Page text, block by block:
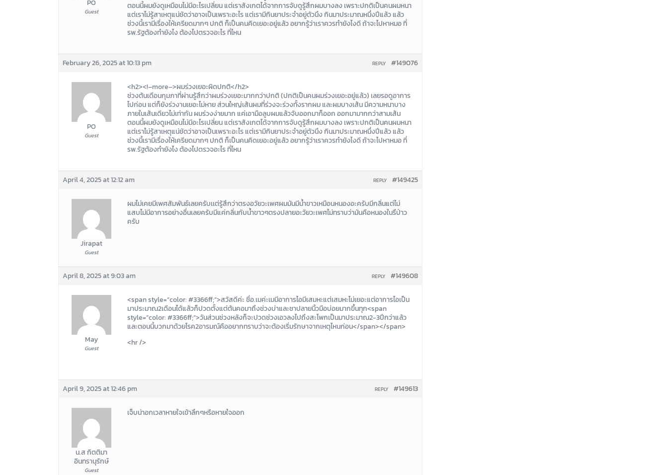
PO
Guest
ตอนนี้ผมยังดูเหมือนไม่มีอะไรเปลี่ยน แต่เราสังเกตได้จากการจับดูรู้สึกผมบางลง เพราะปกติเป็นคนผมหนา
แต่เราไม่รู้สาเหตุแน่ชัดว่าอาจเป็นเพราะอะไร แต่เรามีกินยาประจำอยู่ตัวนึง กินมาประมาณหนึ่งปีแล้ว แล้ว
ช่วงนี้เรามีเรื่องให้เครียดมากๆ ปกติ ก็เป็นคนคิดเยอะอยู่แล้ว อยากรู้ว่าเราควรทำยังไงดี ถ้าจะไปหาหมอ ที่
รพ.รัฐต้องทำยังไง ต้องไปตรวจอะไร ที่ไหน
February 26, 2025 at 10:13 pm #149076
REPLY
PO
Guest
<h2><!–more–>ผมร่วงเยอะผิดปกติ</h2>
ช่วงต้นเดือนกุมภาที่ผ่านรู้สึกว่าผมร่วงเยอะมากกว่าปกติ (ปกติเป็นคนผมร่วงเยอะอยู่แล้ว) เลยรอดูอาการ
ไปก่อน แต่ก็ยังร่วงานเยอะไม่หาย ส่วนใหญ่เส้นผมที่ร่วงจะร่วงทั้งรากผม และผมบางเส้น มีความหนาบาง
ภายในเส้นเดียวไม่เท่ากัน ผมร่วงง่ายมาก แค่เอามือลูบผมแล้วจับออกมาก็ออก ออกมามากกว่าสามเส้น
ตอนนี้ผมยังดูเหมือนไม่มีอะไรเปลี่ยน แต่เราสังเกตได้จากการจับดูรู้สึกผมบางลง เพราะปกติเป็นคนผมหนา
แต่เราไม่รู้สาเหตุแน่ชัดว่าอาจเป็นเพราะอะไร แต่เรามีกินยาประจำอยู่ตัวนึง กินมาประมาณหนึ่งปีแล้ว แล้ว
ช่วงนี้เรามีเรื่องให้เครียดมากๆ ปกติ ก็เป็นคนคิดเยอะอยู่แล้ว อยากรู้ว่าเราควรทำยังไงดี ถ้าจะไปหาหมอ ที่
รพ.รัฐต้องทำยังไง ต้องไปตรวจอะไร ที่ไหน
April 4, 2025 at 12:12 am #149425
REPLY
Jirapat
Guest
ผมไม่เคยมีเพศสัมพันธ์เลยครับเเต่รู้สึกว่าตรงอวัยวะเพศผมมันมีน้ำขาวเหมือนหนองอะครับมีกลิ่นแต่ไม่
แสบไม่มีอาการอย่างอื่นเลยครับมีแค่กลิ่นกับน้ำขาวๆตรงปลายอะวัยวะเพศไม่ทราบว่ามันคือหนองในรึป่าว
ครับ
April 8, 2025 at 9:03 am #149608
REPLY
May
Guest
<span style=”color: #3366ff;”>สวัสดีค่ะ ชื่อ.เมค่ะเมมีอาการไอมีเสมหะแต่เสมหะไม่เยอะแต่อาการไอเป็น
มาประมาณ2เดือนได้แล้วก็ปวดตั้งแต่ต้นคอมาถึงช่วงบ่าและชาปลายนิ้วมือบ่อยมากขึ้นทุก<span
style=”color: #3366ff;”>วันส่วนช่วงหลังก็จะปวดช่วงเอวลงไปถึงสะโพกเป็นมาประมาณ2-3ปีกว่าแล้ว
และตอนนี้บวกมาด้วยโรค2อารมณ์คืออยากทราบว่าจะต้องเริ่มรักษาจากเหตุไหนก่อน</span></span>
<hr />
April 9, 2025 at 12:46 pm #149613
REPLY
น.ส กิตติมา
อินทรานุรักษ์
Guest
เจ็บน่าอกเวลาหายใจเข้าลึกๆหรือหายใจออก